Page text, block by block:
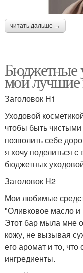
читать дальше →
Бюджетные
мои лучшие
Заголовок H1
Уходовой
чтобы быть
позволить себе
я хочу поделиться
бюджетных
Заголовок H2
Мои любимые
"Оливковое масло и
Этот бар мыла мне
кожу, не вызывая
его аромат и то,
ингредиенты.